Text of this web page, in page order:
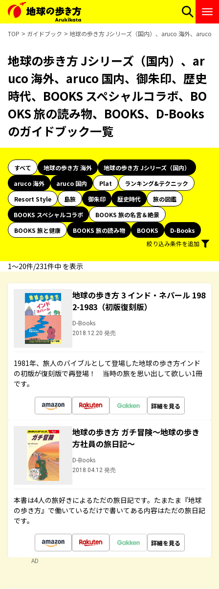
TOP ガイドブック 地球の歩き方 Jシリーズ（国内）、aruco 海外、aruco
地球の歩き方 Jシリーズ（国内）、ar
uco 海外、aruco 国内、御朱印、歴史
時代、BOOKS スペシャルコラボ、BO
OKS 旅の読み物、BOOKS、D-Books
のガイドブック一覧
すべて 地球の歩き方 海外
地球の歩き方 Jシリーズ（国内）
aruco 海外
aruco 国内 Plat
ランキング&テクニック
Resort Style
島旅 御朱印 歴史時代
旅の図鑑
BOOKS スペシャルコラボ
BOOKS 旅の名言＆絶景
BOOKS 旅と健康
BOOKS 旅の読み物 BOOKS
D-Books
絞り込み条件を追加
1〜20件/231件中 を表示
地球の歩き方 3 インド・ネパール 198
2-1983（初版復刻版）
D-Books
2018.12.20 発売
1981年、旅人のバイブルとして登場した地球の歩き方インド
の初版が復刻版で再登場！ 当時の旅を思い出して欲しい1冊
です。
詳細を見る
地球の歩き方 ガチ冒険～地球の歩き
方社員の旅日記～
D-Books
2018.04.12 発売
本書は4人の旅好きによるただの旅日記です。たまたま『地球
の歩き方』で働いているだけで書いてある内容はただの旅日記
です。
詳細を見る
AD